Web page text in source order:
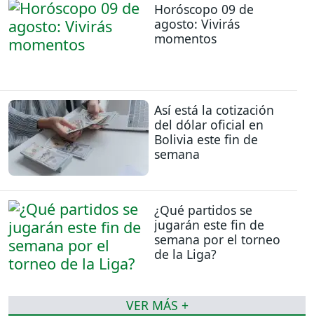
Horóscopo 09 de
agosto: Vivirás
momentos
Así está la cotización
del dólar oficial en
Bolivia este fin de
semana
¿Qué partidos se
jugarán este fin de
semana por el torneo
de la Liga?
VER MÁS +